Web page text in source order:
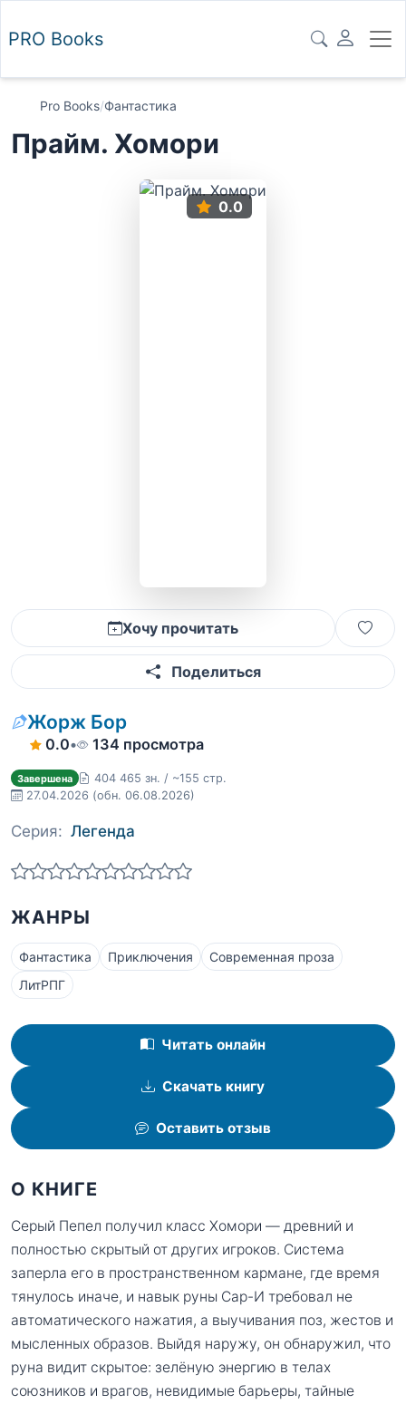
PRO Books
Pro Books/Фантастика
Прайм. Хомори
0.0
Хочу прочитать
Поделиться
Жорж Бор
0.0• 134 просмотра
Завершена
404 465 зн. / ~155 стр.
27.04.2026 (обн. 06.08.2026)
Серия: Легенда
ЖАНРЫ
Фантастика Приключения
Современная проза
ЛитРПГ
Читать онлайн
Скачать книгу
Оставить отзыв
О КНИГЕ
Серый Пепел получил класс Хомори — древний и
полностью скрытый от других игроков. Система
заперла его в пространственном кармане, где время
тянулось иначе, и навык руны Сар-И требовал не
автоматического нажатия, а выучивания поз, жестов и
мысленных образов. Выйдя наружу, он обнаружил, что
руна видит скрытое: зелёную энергию в телах
союзников и врагов, невидимые барьеры, тайные